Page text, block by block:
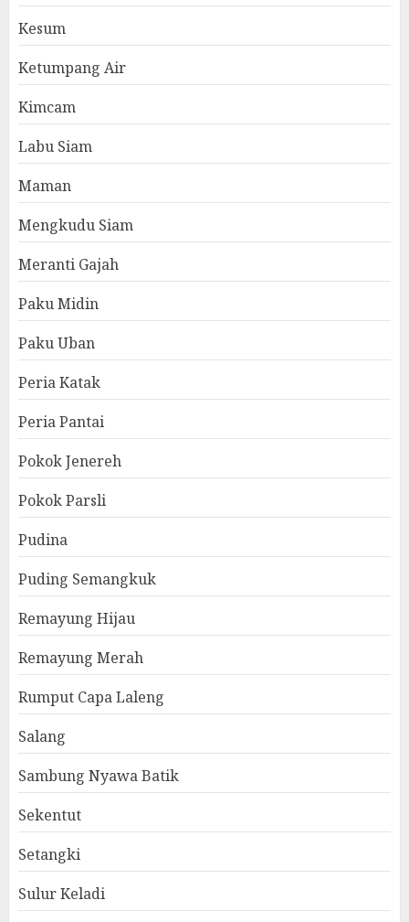
Kesum
Ketumpang Air
Kimcam
Labu Siam
Maman
Mengkudu Siam
Meranti Gajah
Paku Midin
Paku Uban
Peria Katak
Peria Pantai
Pokok Jenereh
Pokok Parsli
Pudina
Puding Semangkuk
Remayung Hijau
Remayung Merah
Rumput Capa Laleng
Salang
Sambung Nyawa Batik
Sekentut
Setangki
Sulur Keladi